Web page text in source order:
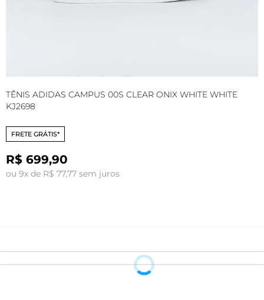
TÊNIS ADIDAS CAMPUS 00S CLEAR ONIX WHITE WHITE
KJ2698
FRETE GRÁTIS*
R$ 699,90
ou 9x de R$ 77,77 sem juros